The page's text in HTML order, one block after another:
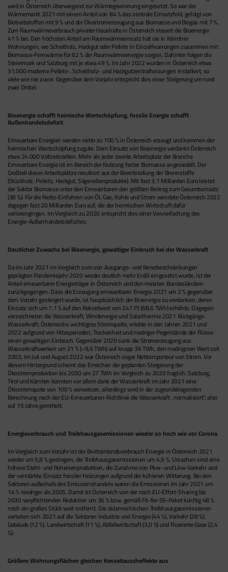
wird in Österreich überwiegend zur Wärmegewinnung eingesetzt. So war der
Wärmemarkt 2021 mit einem Anteil von 84 % das zentrale Einsatzfeld, gefolgt von
Biotreibstoffen mit 9 % und der Ökostromerzeugung aus Biomasse und Biogas mit 7 %.
Zum Raumwärmeverbrauch privater Haushalte in Österreich steuert die Bioenergie
41 % bei. Den höchsten Anteil am Raumwärmeeinsatz hat sie in Kärntner
Wohnungen, wo Scheitholz, Hackgut oder Pellets in Einzelfeuerungen zusammen mit
Biomasse-Fernwärme für 62 % der Raumwärmeenergie sorgen. Dahinter folgen die
Steiermark und Salzburg mit je etwa 49 %. Im Jahr 2022 wurden in Österreich etwa
31.000 moderne Pellets-, Scheitholz- und Hackgutzentralheizungen installiert, so
viele wie nie zuvor. Gegenüber dem Vorjahr entspricht dies einer Steigerung um rund
zwei Drittel.
Bioenergie schafft heimische Wertschöpfung, fossile Energie schafft
Außenhandelsdefizit
Erneuerbare Energien werden netto zu 100 % in Österreich erzeugt und kommen der
heimischen Wertschöpfung zugute. Dem Einsatz von Bioenergie verdankt Österreich
etwa 24.000 Vollzeitstellen. Mehr als jeder zweite Arbeitsplatz der Branche
Erneuerbare Energie ist im Bereich der Nutzung fester Biomasse angesiedelt. Der
Großteil dieser Arbeitsplätze resultiert aus der Bereitstellung der Brennstoffe
(Stückholz, Pellets, Hackgut, Sägenebenprodukte). Mit fast 3,1 Milliarden Euro leistet
der Sektor Biomasse unter den Erneuerbaren den größten Beitrag zum Gesamtumsatz
(38 %). Für die Netto-Einfuhren von Öl, Gas, Kohle und Strom wendete Österreich 2022
dagegen fast 20 Milliarden Euro auf, die der heimischen Wirtschaft dafür
verlorengingen. Im Vergleich zu 2020 entspricht dies einer Vervierfachung des
Energie-Außenhandelsdefizites.
Deutlicher Zuwachs bei Bioenergie, gewaltiger Einbruch bei der Wasserkraft
Da im Jahr 2021 im Vergleich zum von Ausgangs- und Reisebeschränkungen
geprägten Pandemiejahr 2020 wieder deutlich mehr Erdöl eingesetzt wurde, ist der
Anteil erneuerbarer Energieträger in Österreich und den meisten Bundesländern
zurückgegangen. Dass die Erzeugung erneuerbarer Energie 2021 um 2 % gegenüber
dem Vorjahr gesteigert wurde, ist hauptsächlich der Bioenergie zu verdanken, deren
Einsatz sich um 7,1 % auf den Rekordwert von 247 PJ (68,6 TWh) erhöhte. Dagegen
verzeichneten die Wasserkraft, Windenergie und Solarthermie 2021 Rückgänge.
Wasserkraft, Österreichs wichtigste Stromquelle, erlebte in den Jahren 2021 und
2022 aufgrund von Hitzeperioden, Trockenheit und niedriger Pegelstände der Flüsse
einen gewaltigen Einbruch. Gegenüber 2020 sank die Stromerzeugung aus
Wasserkraftwerken um 21 % (–9,6 TWh) auf knapp 36 TWh, den niedrigsten Wert seit
2003. Im Juli und August 2022 war Österreich sogar Nettoimporteur von Strom. Vor
diesem Hintergrund scheint das Erreichen der geplanten Steigerung der
Ökostromproduktion bis 2030 um 27 TWh im Vergleich zu 2020 fraglich. Salzburg,
Tirol und Kärnten konnten vor allem dank der Wasserkraft im Jahr 2021 eine
Ökostromquote von 100 % vorweisen, allerdings wird in der zugrundeliegenden
Berechnung nach der EU-Erneuerbaren-Richtlinie die Wasserkraft „normalisiert“, also
auf 15 Jahre gemittelt.
Energieverbrauch und Treibhausgasemissionen wieder so hoch wie vor Corona
Im Vergleich zum Vorjahr ist der Bruttoinlandsverbrauch Energie in Österreich 2021
wieder um 5,8 % gestiegen, die Treibhausgasemissionen um 4,9 %. Ursachen sind eine
höhere Stahl- und Roheisenproduktion, die Zunahme von Pkw- und Lkw-Verkehr und
der verstärkte Einsatz fossiler Heizungen aufgrund der kühleren Witterung. Bei den
Sektoren außerhalb des Emissionshandels waren die Emissionen im Jahr 2021 um
14 % niedriger als 2005. Damit ist Österreich von der nach EU-Effort-Sharing bis
2030 verpflichtenden Reduktion um 36 % bzw. gemäß Fit-for-55-Paket künftig 48 %
noch ein großes Stück weit entfernt. Die österreichischen Treibhausgasemissionen
verteilen sich 2021 auf die Sektoren Industrie und Energie (44 %), Verkehr (28 %),
Gebäude (12 %), Landwirtschaft (11 %), Abfallwirtschaft (3,0 %) und Fluorierte Gase (2,4
%).
Größere Wohnungsflächen gleichen Kesseltauscheffekte aus